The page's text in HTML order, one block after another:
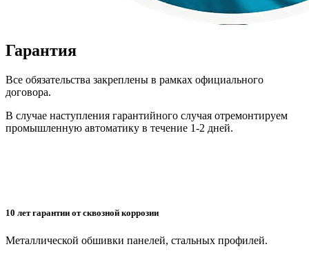
Гарантия
Все обязательства закреплены в рамках официального
договора.
В случае наступления гарантийного случая отремонтируем
промышленную автоматику в течение 1-2 дней.
10 лет гарантии от сквозной коррозии
Металлической обшивки панелей, стальных профилей.